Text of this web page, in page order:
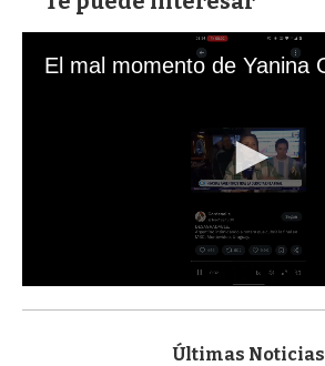
s
Últimas Noticias